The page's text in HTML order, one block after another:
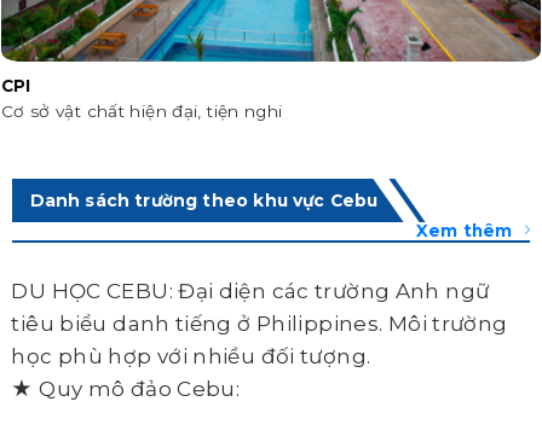
CPI
Cơ sở vật chất hiện đại, tiện nghi
Danh sách trường theo khu vực Cebu
Xem thêm
DU HỌC CEBU: Đại diện các trường Anh ngữ
tiêu biểu danh tiếng ở Philippines. Môi trường
học phù hợp với nhiều đối tượng.
★ Quy mô đảo Cebu: